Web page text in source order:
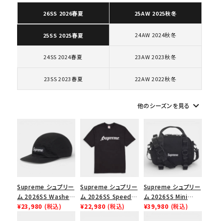
キャップ・ハット
パーカー・クルーネック
ショルダー・ウエストバッグ
ボックスロゴ ブラックスウェット
コラボレーションブランドから探す
シーズンから探す
価格から探す
円 ～
在庫のない商品を表示する
26SS 2026春夏 25AW 2025秋冬
25SS 2025春夏 24AW 2024秋冬
24SS 2024春夏 23AW 2023秋冬
23SS 2023春夏 22AW 2022秋冬
他のシーズンを見る keyboard_arrow_down
Supreme シュプリー
ム 2026SS Washed
Chino Twill Camp
¥23,980 (税込)
Supreme シュプリー
ム 2026SS Speed
Tee スピードTシャツ
¥22,980 (税込)
Supreme シュプリー
ム 2026SS Mini
Duffle Bag ミニダッ
¥39,980 (税込)